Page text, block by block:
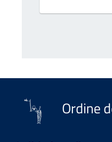
Ordine